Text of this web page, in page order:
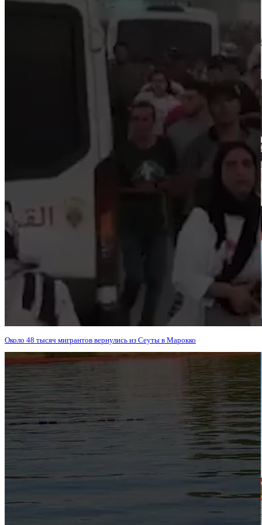
Около 48 тысяч мигрантов вернулись из Сеуты в Марокко